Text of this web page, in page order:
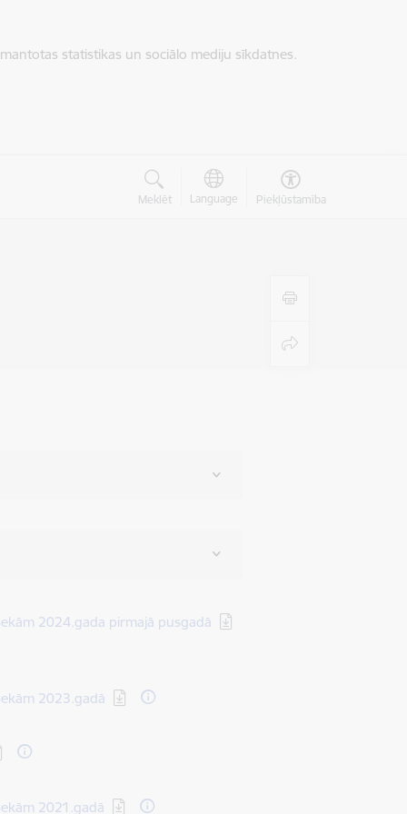
statistikas un sociālo mediju sīkdatnes.
Meklēt Language Piekļūstamība
2024.gada pirmajā pusgadā
2023.gadā
2021.gadā